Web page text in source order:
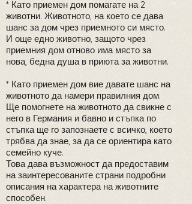
* Като приемен дом помагате на 2
животни. Животното, на което се дава
шанс за дом чрез приемното си място.
И още едно животно, защото чрез
приемния дом отново има място за
нова, бедна душа в приюта за животни.
* Като приемен дом вие давате шанс на
животното да намери правилния дом.
Ще помогнете на животното да свикне с
него в Германия и бавно и стъпка по
стъпка ще го запознаете с всичко, което
трябва да знае, за да се ориентира като
семейно куче.
Това дава възможност да предоставим
на заинтересованите страни подробни
описания на характера на животните
способен.